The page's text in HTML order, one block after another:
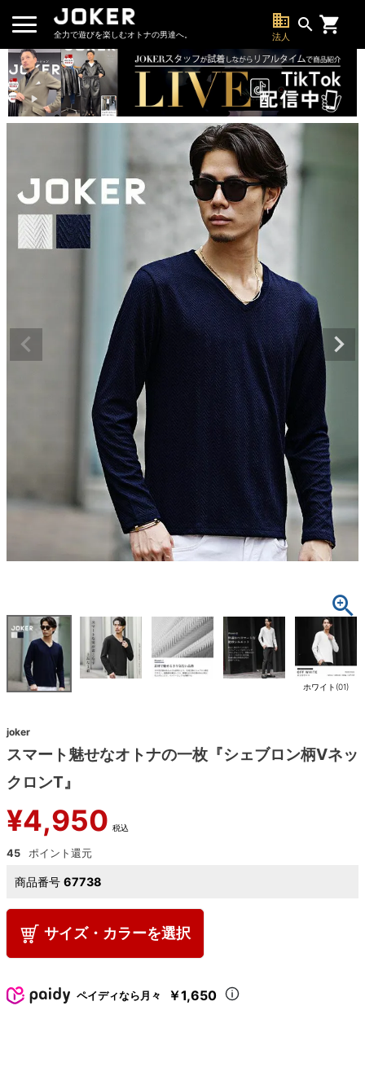
全力で遊びを楽しむオトナの男達へ。
business
法人
search
ホワイト(01)
joker
スマート魅せなオトナの一枚『シェブロン柄Vネッ
クロンT』
¥4,950 税込
45
商品番号 67738
サイズ・カラーを選択
ペイディなら月々 ￥1,650